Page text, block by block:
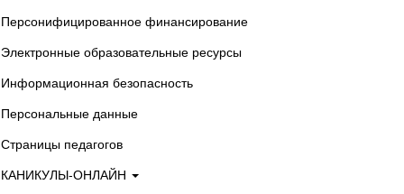
Персонифицированное финансирование
Электронные образовательные ресурсы
Информационная безопасность
Персональные данные
Страницы педагогов
КАНИКУЛЫ-ОНЛАЙН